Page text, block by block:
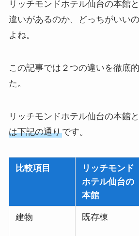
リッチモンドホテル仙台の本館
違いがあるのか、どっちがいい
よね。
この記事では２つの違いを徹底
た。
リッチモンドホテル仙台の本館
は下記の通りです。
比較項目
リッチモンド
ホテル仙台の
本館
建物 既存棟